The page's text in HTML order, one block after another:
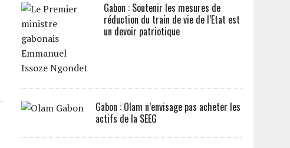
Gabon : Soutenir les mesures de
réduction du train de vie de l’Etat est
un devoir patriotique
Gabon : Olam n’envisage pas acheter les
actifs de la SEEG